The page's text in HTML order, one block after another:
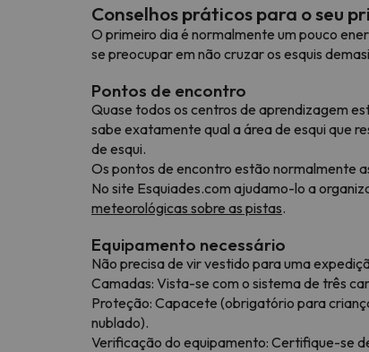
Conselhos práticos para o seu
O primeiro dia é normalmente um pouco
se preocupar em não cruzar os esquis
Pontos de encontro
Quase todos os centros de aprendizagem
sabe exatamente qual a área de esqui que
de esqui.
Os pontos de encontro estão normalmente
No site Esquiades.com ajudamo-lo a
meteorológicas sobre as pistas.
Equipamento necessário
Não precisa de vir vestido para uma
Camadas: Vista-se com o sistema de três
Proteção: Capacete (obrigatório para
nublado).
Verificação do equipamento: Certifique-se